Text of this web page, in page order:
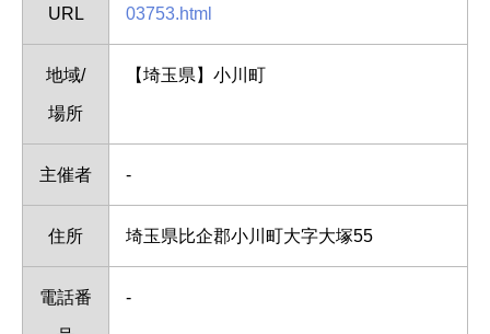
URL 03753.html
地域/
場所
【埼玉県】小川町
主催者 -
住所 埼玉県比企郡小川町大字大塚55
電話番 -